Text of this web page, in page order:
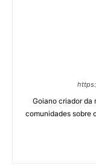
Goiano criador da
comunidades sobre